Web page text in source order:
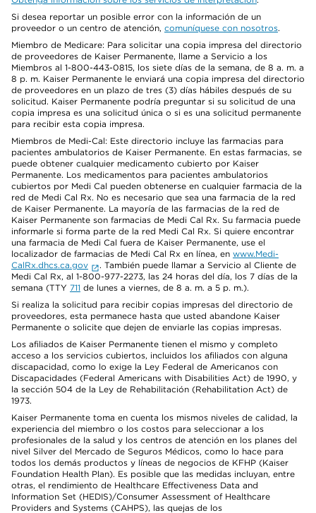
Si desea reportar un posible error con la información de un
proveedor o un centro de atención, comuníquese con nosotros.
Miembro de Medicare: Para solicitar una copia impresa del directorio
de proveedores de Kaiser Permanente, llame a Servicio a los
Miembros al 1-800-443-0815, los siete días de la semana, de 8 a. m. a
8 p. m. Kaiser Permanente le enviará una copia impresa del directorio
de proveedores en un plazo de tres (3) días hábiles después de su
solicitud. Kaiser Permanente podría preguntar si su solicitud de una
copia impresa es una solicitud única o si es una solicitud permanente
para recibir esta copia impresa.
Miembros de Medi-Cal: Este directorio incluye las farmacias para
pacientes ambulatorios de Kaiser Permanente. En estas farmacias, se
puede obtener cualquier medicamento cubierto por Kaiser
Permanente. Los medicamentos para pacientes ambulatorios
cubiertos por Medi Cal pueden obtenerse en cualquier farmacia de la
red de Medi Cal Rx. No es necesario que sea una farmacia de la red
de Kaiser Permanente. La mayoría de las farmacias de la red de
Kaiser Permanente son farmacias de Medi Cal Rx. Su farmacia puede
informarle si forma parte de la red Medi Cal Rx. Si quiere encontrar
una farmacia de Medi Cal fuera de Kaiser Permanente, use el
localizador de farmacias de Medi Cal Rx en línea, en www.Medi-
CalRx.dhcs.ca.gov
. También puede llamar a Servicio al Cliente de
Medi Cal Rx, al 1-800-977-2273, las 24 horas del día, los 7 días de la
semana (TTY 711 de lunes a viernes, de 8 a. m. a 5 p. m.).
Si realiza la solicitud para recibir copias impresas del directorio de
proveedores, esta permanece hasta que usted abandone Kaiser
Permanente o solicite que dejen de enviarle las copias impresas.
Los afiliados de Kaiser Permanente tienen el mismo y completo
acceso a los servicios cubiertos, incluidos los afiliados con alguna
discapacidad, como lo exige la Ley Federal de Americanos con
Discapacidades (Federal Americans with Disabilities Act) de 1990, y
la sección 504 de la Ley de Rehabilitación (Rehabilitation Act) de
1973.
Kaiser Permanente toma en cuenta los mismos niveles de calidad, la
experiencia del miembro o los costos para seleccionar a los
profesionales de la salud y los centros de atención en los planes del
nivel Silver del Mercado de Seguros Médicos, como lo hace para
todos los demás productos y líneas de negocios de KFHP (Kaiser
Foundation Health Plan). Es posible que las medidas incluyan, entre
otras, el rendimiento de Healthcare Effectiveness Data and
Information Set (HEDIS)/Consumer Assessment of Healthcare
Providers and Systems (CAHPS), las quejas de los